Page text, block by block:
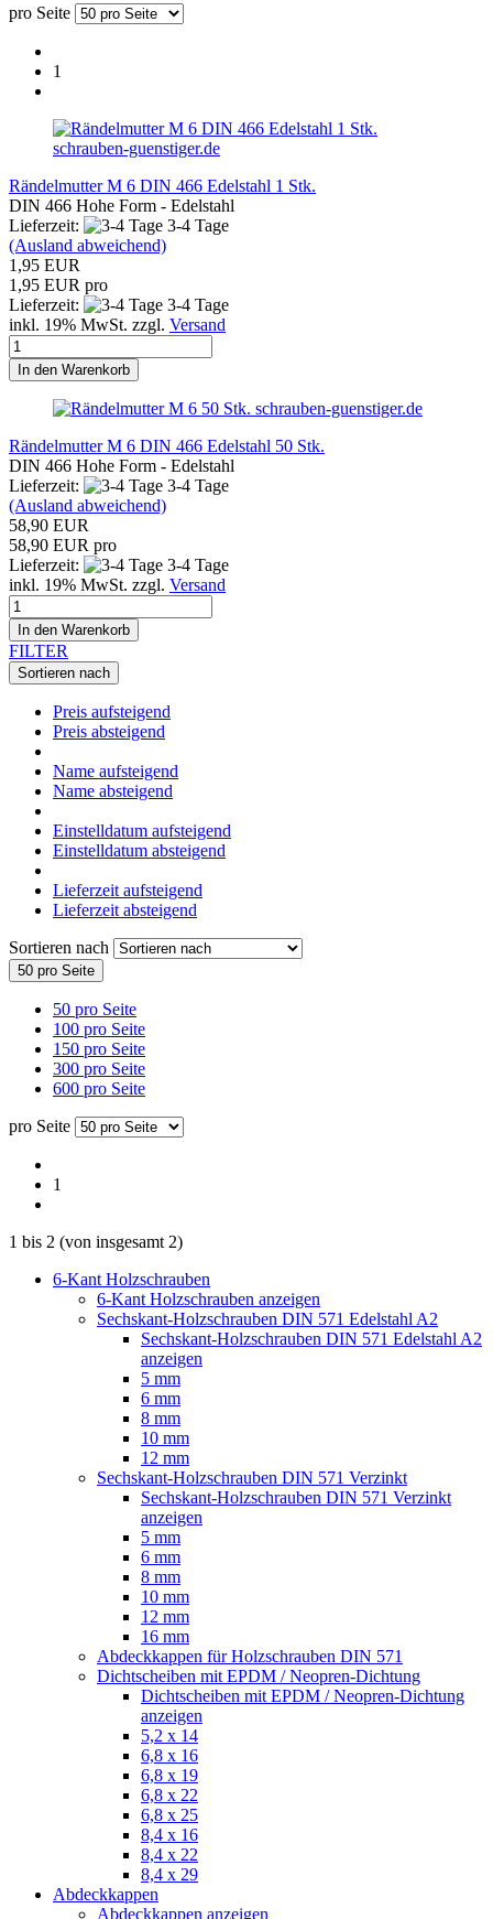
pro Seite
1
schrauben-guenstiger.de
Rändelmutter M 6 DIN 466 Edelstahl 1 Stk.
DIN 466 Hohe Form - Edelstahl
Lieferzeit:
3-4 Tage
(Ausland abweichend)
1,95 EUR
1,95 EUR pro
Lieferzeit:
3-4 Tage
inkl. 19% MwSt. zzgl. Versand
In den Warenkorb
schrauben-guenstiger.de
Rändelmutter M 6 DIN 466 Edelstahl 50 Stk.
DIN 466 Hohe Form - Edelstahl
Lieferzeit:
3-4 Tage
(Ausland abweichend)
58,90 EUR
58,90 EUR pro
Lieferzeit:
3-4 Tage
inkl. 19% MwSt. zzgl. Versand
In den Warenkorb
FILTER
Sortieren nach
Preis aufsteigend
Preis absteigend
Name aufsteigend
Name absteigend
Einstelldatum aufsteigend
Einstelldatum absteigend
Lieferzeit aufsteigend
Lieferzeit absteigend
Sortieren nach
50 pro Seite
50 pro Seite
100 pro Seite
150 pro Seite
300 pro Seite
600 pro Seite
pro Seite
1
1 bis 2 (von insgesamt 2)
6-Kant Holzschrauben
6-Kant Holzschrauben anzeigen
Sechskant-Holzschrauben DIN 571 Edelstahl A2
Sechskant-Holzschrauben DIN 571 Edelstahl A2
anzeigen
5 mm
6 mm
8 mm
10 mm
12 mm
Sechskant-Holzschrauben DIN 571 Verzinkt
Sechskant-Holzschrauben DIN 571 Verzinkt
anzeigen
5 mm
6 mm
8 mm
10 mm
12 mm
16 mm
Abdeckkappen für Holzschrauben DIN 571
Dichtscheiben mit EPDM / Neopren-Dichtung
Dichtscheiben mit EPDM / Neopren-Dichtung
anzeigen
5,2 x 14
6,8 x 16
6,8 x 19
6,8 x 22
6,8 x 25
8,4 x 16
8,4 x 22
8,4 x 29
Abdeckkappen
Abdeckkappen anzeigen